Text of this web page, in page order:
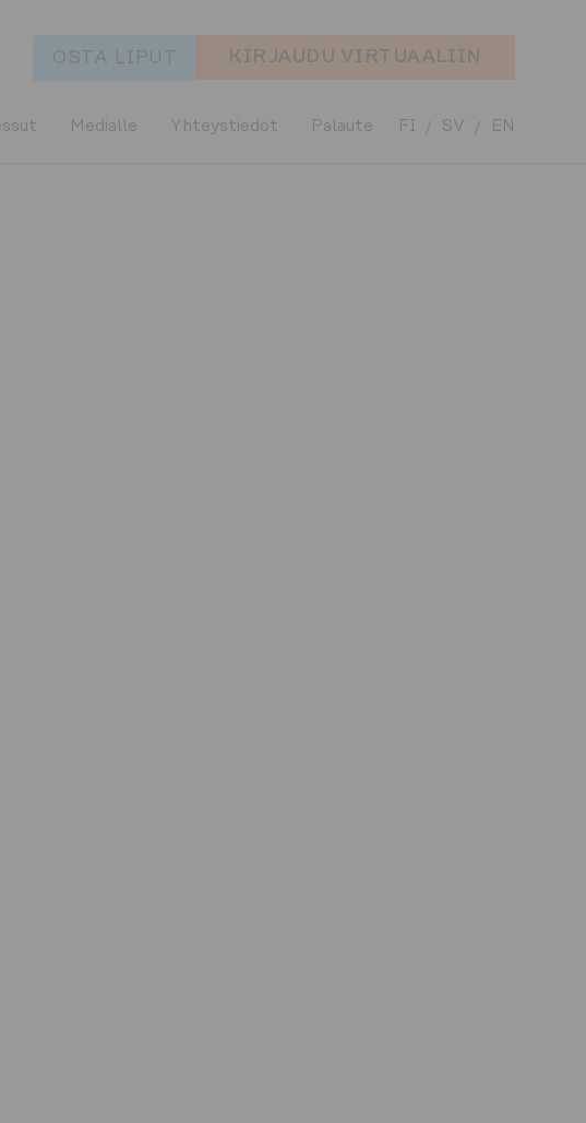
Medialle Yhteystiedot Palaute FI / SV / EN
OSTA LIPUT KIRJAUDU VIRTUAALIIN